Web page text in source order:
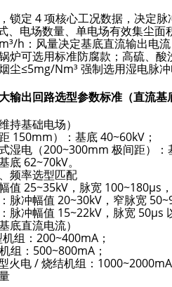
锁定 4 项核心工况数据，决定
、电场数量、单电场有效集尘
h：风量决定基底直流输出电
炉可选用标准防腐款；高硫、
尘≤5mg/Nm³ 强制选用湿电脉
输出回路选型参数标准（直流基
持基础电场）
150mm）：基底 40~60kV；
湿电（200~300mm 极间距）：
底 62~70kV。
频率选型匹配
值 25~35kV，脉宽 100~180μs
脉冲幅值 20~30kV，窄脉宽
脉冲幅值 15~22kV，脉宽 50μs
底直流电流）
组：200~400mA；
组：500~800mA；
火电 / 烧结机组：